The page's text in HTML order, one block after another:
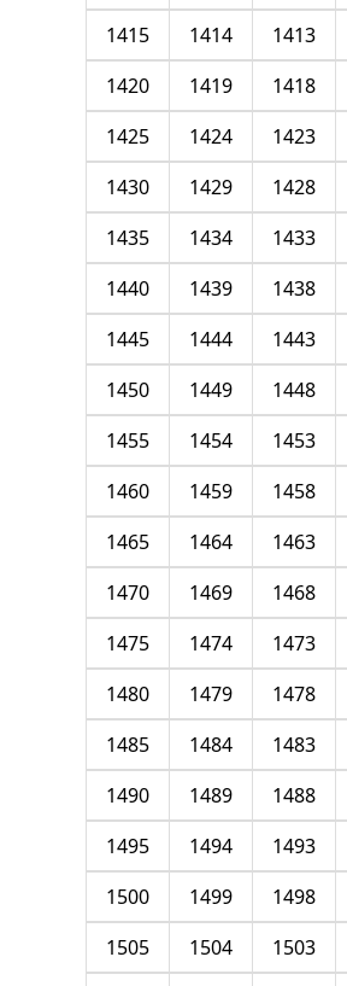
1413
1414
1415
1418
1419
1420
1423
1424
1425
1428
1429
1430
1433
1434
1435
1438
1439
1440
1443
1444
1445
1448
1449
1450
1453
1454
1455
1458
1459
1460
1463
1464
1465
1468
1469
1470
1473
1474
1475
1478
1479
1480
1483
1484
1485
1488
1489
1490
1493
1494
1495
1498
1499
1500
1503
1504
1505